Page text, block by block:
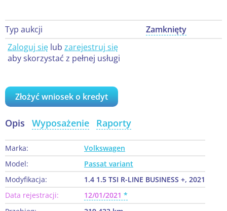
Typ aukcji
Zamknięty
Zaloguj się lub zarejestruj się
aby skorzystać z pełnej usługi
Złożyć wniosek o kredyt
Opis Wyposażenie Raporty
Marka:
Volkswagen
Model:
Passat variant
Modyfikacja:
1.4 1.5 TSI R-LINE BUSINESS +, 2021
Data rejestracji:
12/01/2021